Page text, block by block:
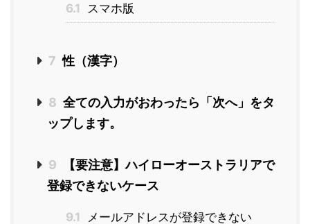
6.1 スマホ版
7 性（漢字）
8 全ての入力がおわったら「次へ」をタ
ップします。
9
【要注意】ハイローオーストラリアで
登録できないケース
9.1 メールアドレスが登録できない